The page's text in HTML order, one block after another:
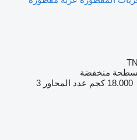
منخفضة
18.000 كجم عدد المحاور 3